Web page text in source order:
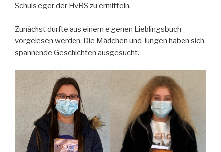
Schulsieger der HvBS zu ermitteln.
Zunächst durfte aus einem eigenen Lieblingsbuch
vorgelesen werden. Die Mädchen und Jungen haben sich
spannende Geschichten ausgesucht.